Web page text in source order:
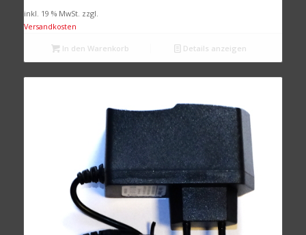
inkl. 19 % MwSt. zzgl.
Versandkosten
In den Warenkorb Details anzeigen